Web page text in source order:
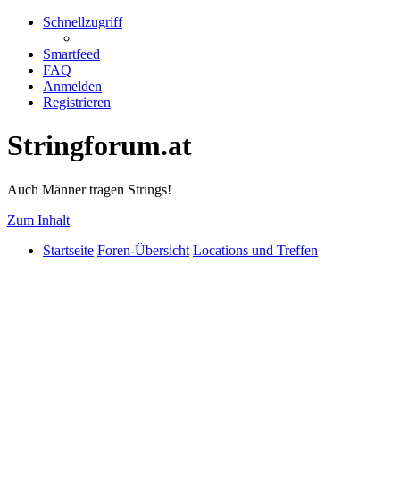
Schnellzugriff
Smartfeed
FAQ
Anmelden
Registrieren
Stringforum.at
Auch Männer tragen Strings!
Zum Inhalt
Startseite Foren-Übersicht Locations und Treffen